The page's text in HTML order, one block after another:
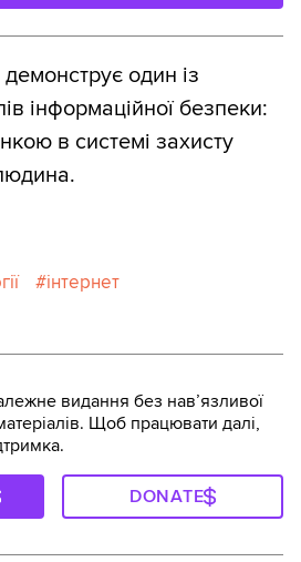
один із
інформаційної безпеки:
в системі захисту
інтернет
видання без навʼязливої
Щоб працювати далі,
DONATE